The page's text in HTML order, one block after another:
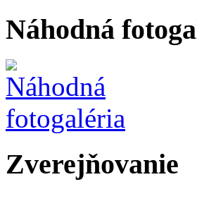
Náhodná
Zverejňovanie